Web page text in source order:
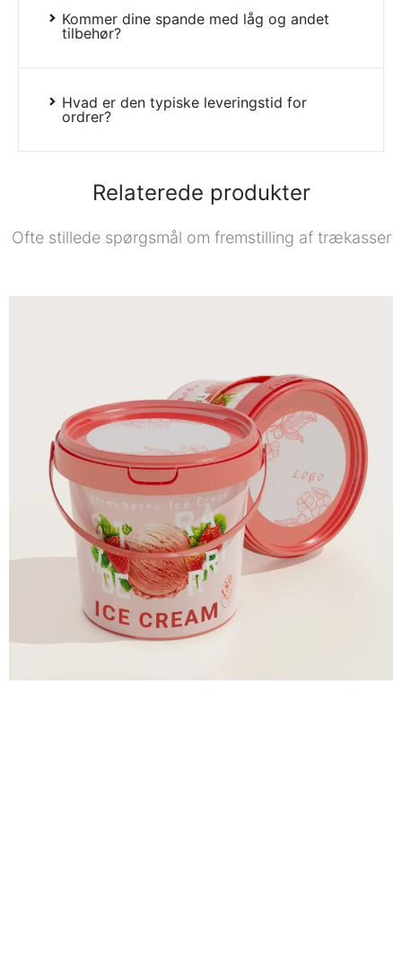
Kommer dine spande med låg og andet
tilbehør?
Hvad er den typiske leveringstid for
ordrer?
Relaterede produkter
Ofte stillede spørgsmål om fremstilling af trækasser